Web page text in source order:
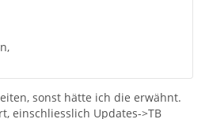
sonst hätte ich die erwähnt.
einschliesslich Updates->TB